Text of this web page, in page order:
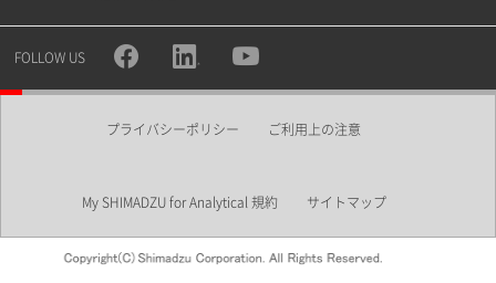
所属部署
FOLLOW US
プライバシーポリシー ご利用上の注意
My SHIMADZU for Analytical 規約 サイトマップ